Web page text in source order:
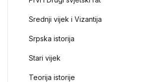
Srednji vijek i Vizantija
Srpska istorija
Stari vijek
Teorija istorije